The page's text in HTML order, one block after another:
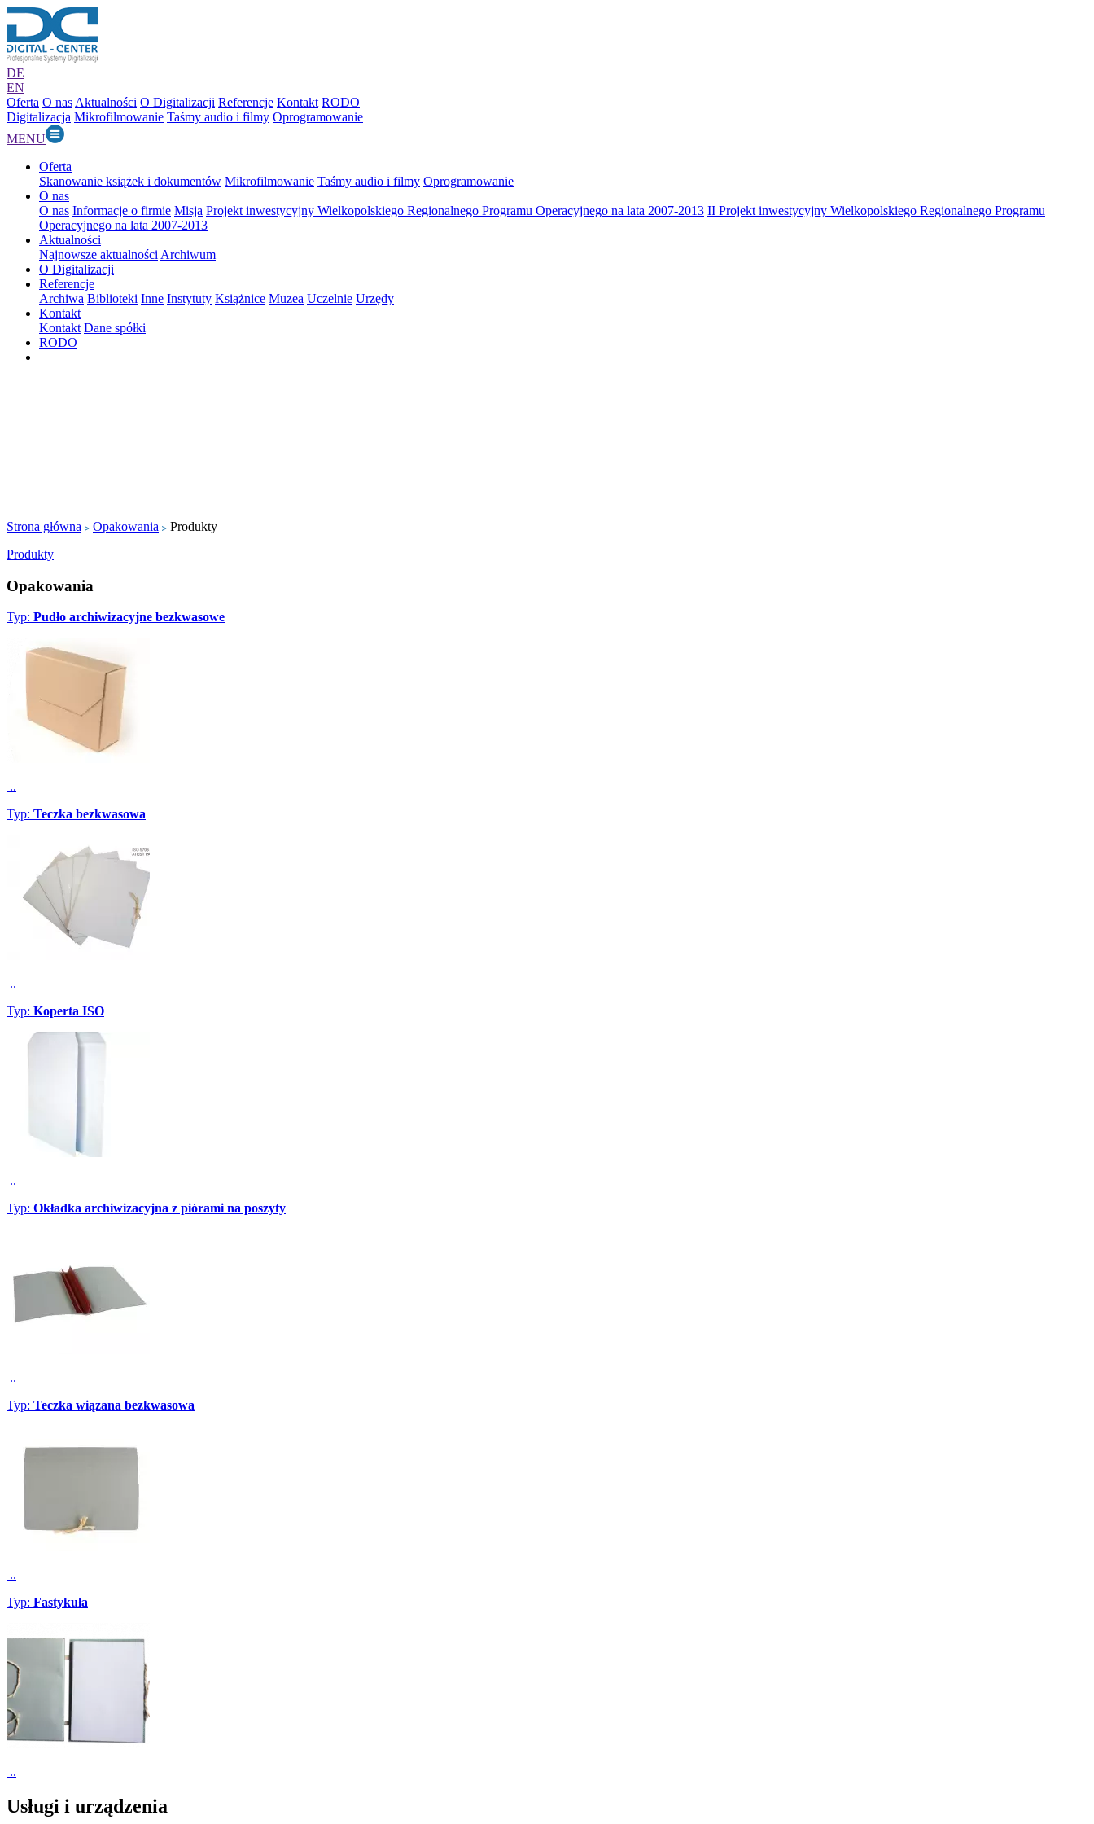
DE
EN
Oferta O nas Aktualności O Digitalizacji Referencje Kontakt RODO
Digitalizacja Mikrofilmowanie Taśmy audio i filmy Oprogramowanie
MENU
Oferta
Skanowanie książek i dokumentów Mikrofilmowanie Taśmy audio i filmy Oprogramowanie
O nas
O nas Informacje o firmie Misja Projekt inwestycyjny Wielkopolskiego Regionalnego Programu Operacyjnego na lata 2007-2013 II Projekt inwestycyjny Wielkopolskiego Regionalnego Programu
Operacyjnego na lata 2007-2013
Aktualności
Najnowsze aktualności Archiwum
O Digitalizacji
Referencje
Archiwa Biblioteki Inne Instytuty Książnice Muzea Uczelnie Urzędy
Kontakt
Kontakt Dane spółki
RODO
Strona główna Opakowania
Produkty
Produkty
Opakowania
Typ: Pudło archiwizacyjne bezkwasowe
..
Typ: Teczka bezkwasowa
..
Typ: Koperta ISO
..
Typ: Okładka archiwizacyjna z piórami na poszyty
..
Typ: Teczka wiązana bezkwasowa
..
Typ: Fastykuła
..
Usługi i urządzenia